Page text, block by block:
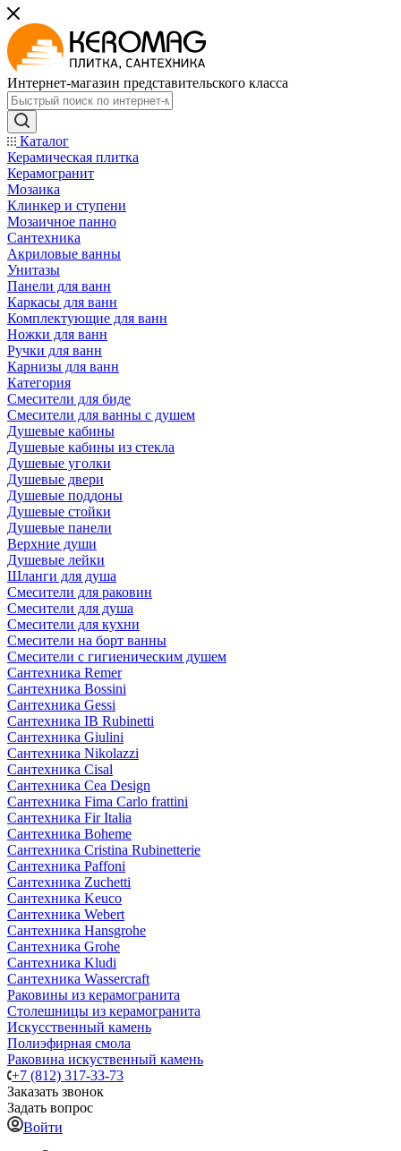
Интернет-магазин представительского класса
Каталог
Керамическая плитка
Керамогранит
Мозаика
Клинкер и ступени
Мозаичное панно
Сантехника
Акриловые ванны
Унитазы
Панели для ванн
Каркасы для ванн
Комплектующие для ванн
Ножки для ванн
Ручки для ванн
Карнизы для ванн
Категория
Смесители для биде
Смесители для ванны с душем
Душевые кабины
Душевые кабины из стекла
Душевые уголки
Душевые двери
Душевые поддоны
Душевые стойки
Душевые панели
Верхние души
Душевые лейки
Шланги для душа
Смесители для раковин
Смесители для душа
Смесители для кухни
Смесители на борт ванны
Смесители с гигиеническим душем
Сантехника Remer
Сантехника Bossini
Сантехника Gessi
Сантехника IB Rubinetti
Сантехника Giulini
Сантехника Nikolazzi
Сантехника Cisal
Сантехника Cea Design
Сантехника Fima Carlo frattini
Сантехника Fir Italia
Сантехника Boheme
Сантехника Cristina Rubinetterie
Сантехника Paffoni
Сантехника Zuchetti
Сантехника Keuco
Сантехника Webert
Сантехника Hansgrohe
Сантехника Grohe
Сантехника Kludi
Сантехника Wassercraft
Раковины из керамогранита
Столешницы из керамогранита
Искусственный камень
Полиэфирная смола
Раковина искуственный камень
+7 (812) 317-33-73
Заказать звонок
Задать вопрос
Войти